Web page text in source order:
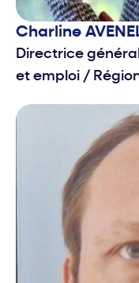
Charline
Directrice
et emploi /